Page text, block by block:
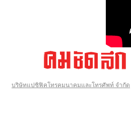
บริษัทแปซิฟิคโทรคมนาคมและโทรศัพท์ จำกัด